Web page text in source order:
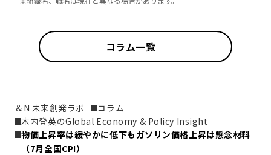
コラム一覧
＆N 未来創発ラボ
コラム
木内登英のGlobal Economy & Policy Insight
物価上昇率は緩やかに低下もガソリン価格上昇は懸念材料
（7月全国CPI）